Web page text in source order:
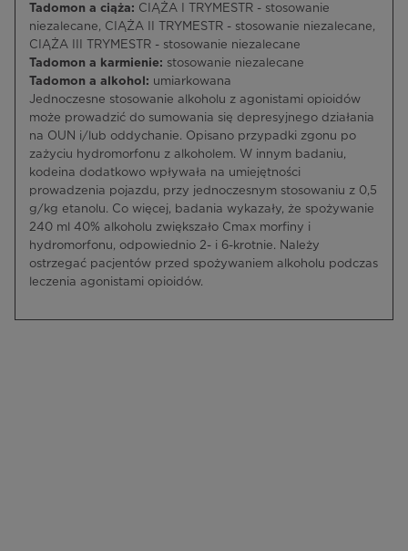
Tadomon a ciąża: CIĄŻA I TRYMESTR - stosowanie
niezalecane, CIĄŻA II TRYMESTR - stosowanie niezalecane,
CIĄŻA III TRYMESTR - stosowanie niezalecane
Tadomon a karmienie: stosowanie niezalecane
Tadomon a alkohol: umiarkowana
Jednoczesne stosowanie alkoholu z agonistami opioidów
może prowadzić do sumowania się depresyjnego działania
na OUN i/lub oddychanie. Opisano przypadki zgonu po
zażyciu hydromorfonu z alkoholem. W innym badaniu,
kodeina dodatkowo wpływała na umiejętności
prowadzenia pojazdu, przy jednoczesnym stosowaniu z 0,5
g/kg etanolu. Co więcej, badania wykazały, że spożywanie
240 ml 40% alkoholu zwiększało Cmax morfiny i
hydromorfonu, odpowiednio 2- i 6-krotnie. Należy
ostrzegać pacjentów przed spożywaniem alkoholu podczas
leczenia agonistami opioidów.